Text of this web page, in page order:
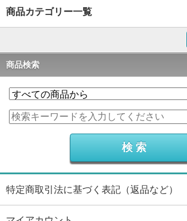
商品カテゴリー一覧
商品検索
特定商取引法に基づく表記（返品など）